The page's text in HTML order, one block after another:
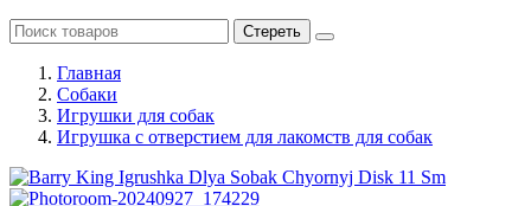
Стереть
Главная
Cобаки
Игрушки для собак
Игрушка с отверстием для лакомств для собак